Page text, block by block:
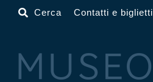
Salta
Cerca Contatti e biglietti